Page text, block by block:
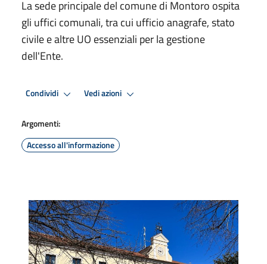
La sede principale del comune di Montoro ospita
gli uffici comunali, tra cui ufficio anagrafe, stato
civile e altre UO essenziali per la gestione
dell'Ente.
Condividi Vedi azioni
Argomenti:
Accesso all'informazione